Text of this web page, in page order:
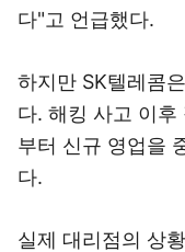
다"고 언급했다.
하지만 SK텔레콤
다. 해킹 사고 이
부터 신규 영업을
다.
실제 대리점의 상